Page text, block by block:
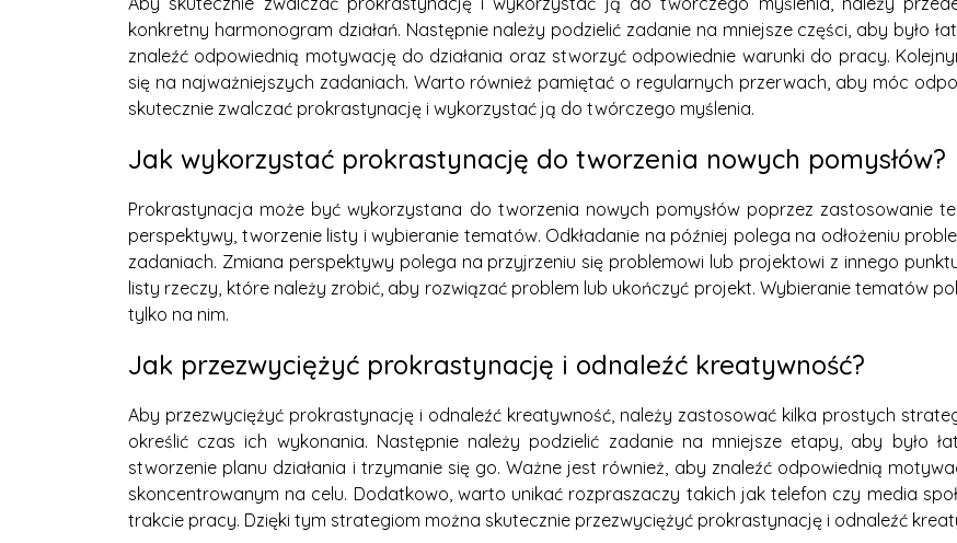
konkretny harmonogram działań. Następnie należy podzielić zadanie na mniejsze części, aby było
znaleźć odpowiednią motywację do działania oraz stworzyć odpowiednie warunki do pracy.
się na najważniejszych zadaniach. Warto również pamiętać o regularnych przerwach, aby móc
skutecznie zwalczać prokrastynację i wykorzystać ją do twórczego myślenia.
Jak wykorzystać prokrastynację do tworzenia nowych pomysłów?
Prokrastynacja może być wykorzystana do tworzenia nowych pomysłów poprzez zastosowanie
perspektywy, tworzenie listy i wybieranie tematów. Odkładanie na później polega na odłożeniu
zadaniach. Zmiana perspektywy polega na przyjrzeniu się problemowi lub projektowi z innego
listy rzeczy, które należy zrobić, aby rozwiązać problem lub ukończyć projekt. Wybieranie tematów
tylko na nim.
Jak przezwyciężyć prokrastynację i odnaleźć kreatywność?
Aby przezwyciężyć prokrastynację i odnaleźć kreatywność, należy zastosować kilka prostych
określić czas ich wykonania. Następnie należy podzielić zadanie na mniejsze etapy, aby było
stworzenie planu działania i trzymanie się go. Ważne jest również, aby znaleźć odpowiednią
skoncentrowanym na celu. Dodatkowo, warto unikać rozpraszaczy takich jak telefon czy media
trakcie pracy. Dzięki tym strategiom można skutecznie przezwyciężyć prokrastynację i odnaleźć